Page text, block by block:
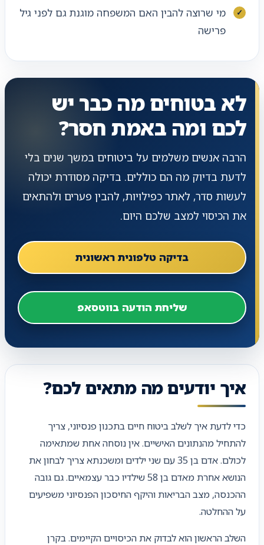
מי שרוצה להבין האם המשפחה מוגנת גם לפני גיל
פרישה
לא בטוחים מה כבר יש
לכם ומה באמת חסר?
הרבה אנשים משלמים על ביטוחים במשך שנים בלי
לדעת בדיוק מה הם כוללים. בדיקה מסודרת יכולה
לעשות סדר, לאתר כפילויות, להבין פערים ולהתאים
את הכיסוי למצב שלכם היום.
בדיקה טלפונית ראשונית
שליחת הודעה בווטסאפ
איך יודעים מה מתאים לכם?
כדי לדעת איך לשלב ביטוח חיים בתכנון פנסיוני, צריך
להתחיל מהנתונים האישיים. אין נוסחה אחת שמתאימה
לכולם. אדם בן 35 עם שני ילדים ומשכנתא צריך לבחון את
הנושא אחרת מאדם בן 58 שילדיו כבר עצמאיים. גם גובה
ההכנסה, מצב הבריאות והיקף החיסכון הפנסיוני משפיעים
על ההחלטה.
השלב הראשון הוא לבדוק את הכיסויים הקיימים. בקרן